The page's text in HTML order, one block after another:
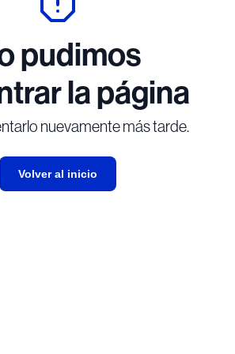
pudimos
la página
nuevamente más tarde.
Volver al inicio